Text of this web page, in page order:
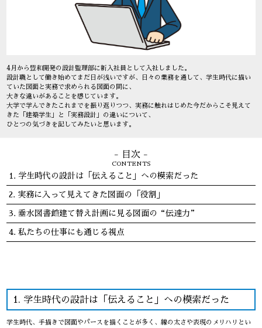
4月から豊和開発の設計監理部に新入社員として入社しました。
設計職として働き始めてまだ日が浅いですが、日々の業務を通して、学生時代に描い
ていた図面と実務で求められる図面の間に、
大きな違いがあることを感じています。
大学で学んできたこれまでを振り返りつつ、実務に触れはじめた今だからこそ見えて
きた「建築学生」と「実務設計」の違いについて、
ひとつの気づきを記してみたいと思います。
- 目次 -
CONTENTS
学生時代の設計は「伝えること」への模索だった
実務に入って見えてきた図面の「役割」
垂水図書館建て替え計画に見る図面の“伝達力”
私たちの仕事にも通じる視点
1. 学生時代の設計は「伝えること」への模索だった
学生時代、手描きで図面やパースを描くことが多く、線の太さや表現のメリハリとい